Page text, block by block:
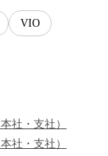
VIO
本社・支社 ）
本社・支社 ）